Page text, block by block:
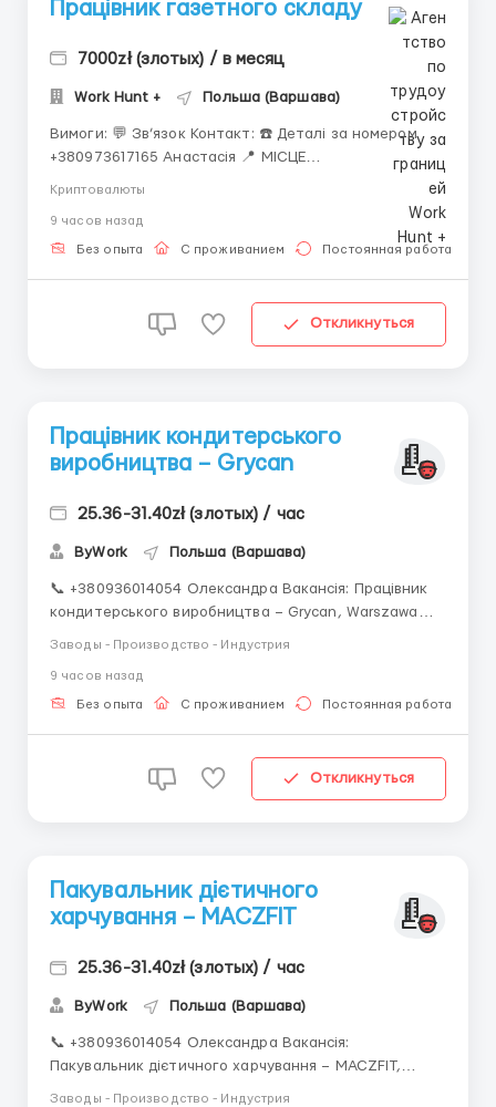
Працівник газетного складу
7000zł (злотых) / в месяц
Work Hunt + Польша (Варшава)
Вимоги: 💬 Зв’язок Контакт: ☎️ Деталі за номером
+380973617165 Анастасія 📍 МІСЦЕ
Розмовна польська (рівень А кандидати: Чоловіки
(25-55 років) мова: розмовний рівень п...
Криптовалюты
9 часов назад
Без опыта С проживанием Постоянная работа
Откликнуться
Працівник кондитерського
виробництва – Grycan
25.36-31.40zł (злотых) / час
ByWork Польша (Варшава)
📞 +380936014054 Олександра Вакансія: Працівник
кондитерського виробництва – Grycan, Warszawa
Виробництво морозива, тортів і тістечок за
традиційними рецептами 💰 Ставки (в нетто):&nb...
Заводы - Производство - Индустрия
9 часов назад
Без опыта С проживанием Постоянная работа
Откликнуться
Пакувальник дієтичного
харчування – MACZFIT
25.36-31.40zł (злотых) / час
ByWork Польша (Варшава)
📞 +380936014054 Олександра Вакансія:
Пакувальник дієтичного харчування – MACZFIT,
Заводы - Производство - Индустрия